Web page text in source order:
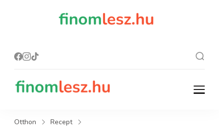
finomlesz.hu
Recept, ami finom lesz.
Otthon
Recept